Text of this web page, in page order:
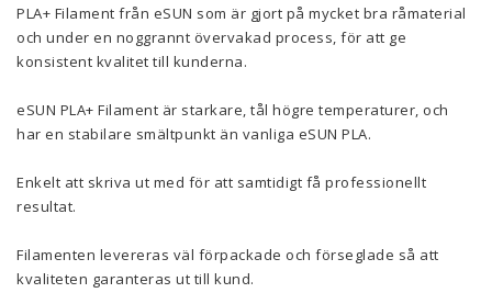
PLA+ Filament från eSUN som är gjort på mycket bra råmaterial
och under en noggrannt övervakad process, för att ge
konsistent kvalitet till kunderna.
eSUN PLA+ Filament är starkare, tål högre temperaturer, och
har en stabilare smältpunkt än vanliga eSUN PLA.
Enkelt att skriva ut med för att samtidigt få professionellt
resultat.
Filamenten levereras väl förpackade och förseglade så att
kvaliteten garanteras ut till kund.